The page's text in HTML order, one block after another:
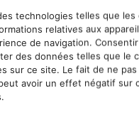
technologies telles que
relatives aux
de navigation.
des données telles que le
sur ce site. Le fait de ne
avoir un effet négatif sur